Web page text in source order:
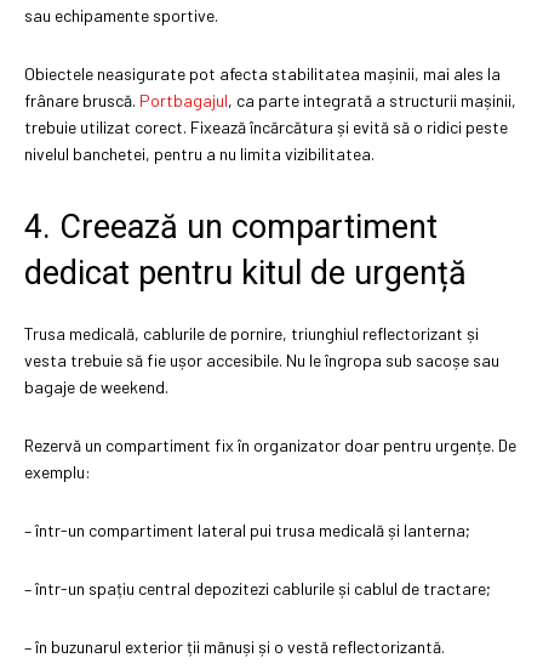
sau echipamente sportive.
Obiectele neasigurate pot afecta stabilitatea mașinii, mai ales la
frânare bruscă. Portbagajul, ca parte integrată a structurii mașinii,
trebuie utilizat corect. Fixează încărcătura și evită să o ridici peste
nivelul banchetei, pentru a nu limita vizibilitatea.
4. Creează un compartiment
dedicat pentru kitul de urgență
Trusa medicală, cablurile de pornire, triunghiul reflectorizant și
vesta trebuie să fie ușor accesibile. Nu le îngropa sub sacoșe sau
bagaje de weekend.
Rezervă un compartiment fix în organizator doar pentru urgențe. De
exemplu:
– într-un compartiment lateral pui trusa medicală și lanterna;
– într-un spațiu central depozitezi cablurile și cablul de tractare;
– în buzunarul exterior ții mănuși și o vestă reflectorizantă.